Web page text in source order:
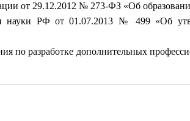
от 29.12.2012 № 273-ФЗ «Об
науки РФ от 01.07.2013 № 499 «Об
по разработке дополнительных